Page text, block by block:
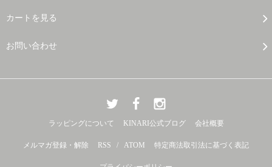
カートを見る
お問い合わせ
ラッピングについて KINARI公式ブログ 会社概要
メルマガ登録・解除 RSS / ATOM 特定商法取引法に基づく表記